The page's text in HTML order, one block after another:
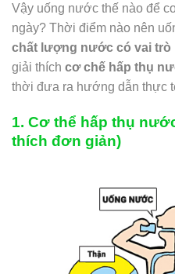
Vậy uống nước thế nào để
ngày? Thời điểm nào nên
chất lượng nước có vai trò
giải thích cơ chế hấp thụ
thời đưa ra hướng dẫn thực
1. Cơ thể hấp thụ
thích đơn giản)